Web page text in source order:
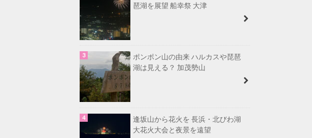
琶湖を展望 船幸祭 大津
ポンポン山の由来 ハルカスや琵琶
湖は見える？ 加茂勢山
逢坂山から花火を 長浜・北びわ湖
大花火大会と夜景を遠望